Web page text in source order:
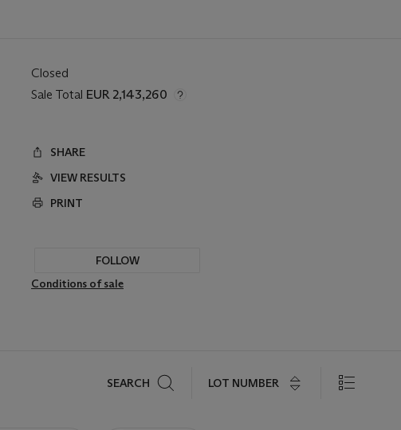
Closed
Sale Total EUR 2,143,260
SHARE
VIEW RESULTS
PRINT
FOLLOW
Conditions of sale
SEARCH LOT NUMBER